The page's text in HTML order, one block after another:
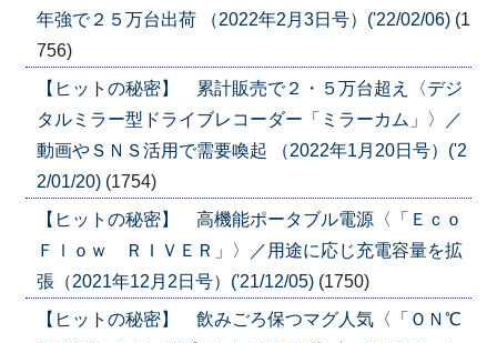
年強で２５万台出荷 （2022年2月3日号）('22/02/06) (1
756)
【ヒットの秘密】 累計販売で２・５万台超え〈デジ
タルミラー型ドライブレコーダー「ミラーカム」〉／
動画やＳＮＳ活用で需要喚起 （2022年1月20日号）('2
2/01/20) (1754)
【ヒットの秘密】 高機能ポータブル電源〈「Ｅｃｏ
Ｆｌｏｗ ＲＩＶＥＲ」〉／用途に応じ充電容量を拡
張（2021年12月2日号）('21/12/05) (1750)
【ヒットの秘密】 飲みごろ保つマグ人気〈「ＯＮ℃